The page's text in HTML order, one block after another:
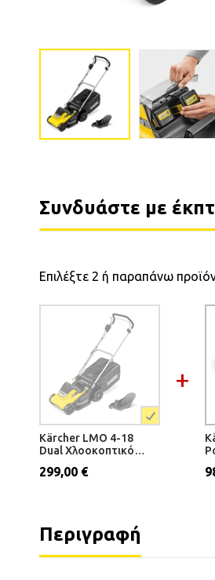
Συνδυάστε με
Επιλέξτε 2 ή παραπάνω
Kärcher LMO 4-18
Dual Χλοοκοπτικό
299,00 €
Περιγραφή